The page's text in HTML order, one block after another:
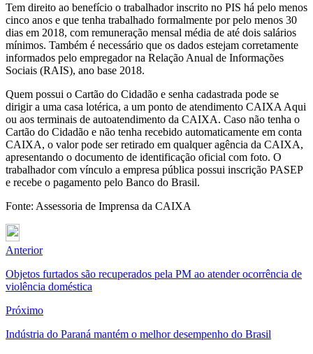
Tem direito ao benefício o trabalhador inscrito no PIS há pelo menos
cinco anos e que tenha trabalhado formalmente por pelo menos 30
dias em 2018, com remuneração mensal média de até dois salários
mínimos. Também é necessário que os dados estejam corretamente
informados pelo empregador na Relação Anual de Informações
Sociais (RAIS), ano base 2018.
Quem possui o Cartão do Cidadão e senha cadastrada pode se
dirigir a uma casa lotérica, a um ponto de atendimento CAIXA Aqui
ou aos terminais de autoatendimento da CAIXA. Caso não tenha o
Cartão do Cidadão e não tenha recebido automaticamente em conta
CAIXA, o valor pode ser retirado em qualquer agência da CAIXA,
apresentando o documento de identificação oficial com foto. O
trabalhador com vínculo a empresa pública possui inscrição PASEP
e recebe o pagamento pelo Banco do Brasil.
Fonte: Assessoria de Imprensa da CAIXA
Anterior
Objetos furtados são recuperados pela PM ao atender ocorrência de
violência doméstica
Próximo
Indústria do Paraná mantém o melhor desempenho do Brasil